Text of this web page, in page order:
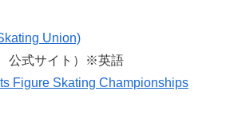
Union)
公式サイト）※英語
Figure Skating Championships